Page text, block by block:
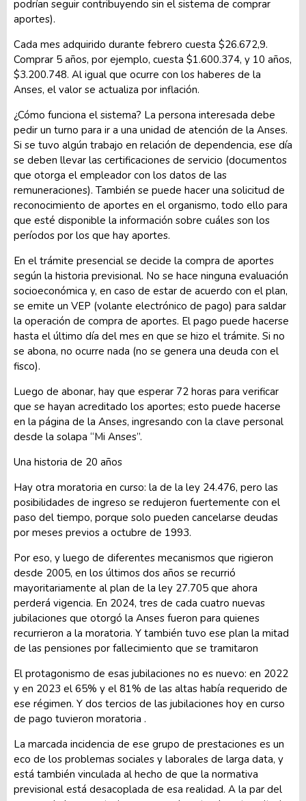
podrían seguir contribuyendo sin el sistema de comprar
aportes).
Cada mes adquirido durante febrero cuesta $26.672,9.
Comprar 5 años, por ejemplo, cuesta $1.600.374, y 10 años,
$3.200.748. Al igual que ocurre con los haberes de la
Anses, el valor se actualiza por inflación.
¿Cómo funciona el sistema? La persona interesada debe
pedir un turno para ir a una unidad de atención de la Anses.
Si se tuvo algún trabajo en relación de dependencia, ese día
se deben llevar las certificaciones de servicio (documentos
que otorga el empleador con los datos de las
remuneraciones). También se puede hacer una solicitud de
reconocimiento de aportes en el organismo, todo ello para
que esté disponible la información sobre cuáles son los
períodos por los que hay aportes.
En el trámite presencial se decide la compra de aportes
según la historia previsional. No se hace ninguna evaluación
socioeconómica y, en caso de estar de acuerdo con el plan,
se emite un VEP (volante electrónico de pago) para saldar
la operación de compra de aportes. El pago puede hacerse
hasta el último día del mes en que se hizo el trámite. Si no
se abona, no ocurre nada (no se genera una deuda con el
fisco).
Luego de abonar, hay que esperar 72 horas para verificar
que se hayan acreditado los aportes; esto puede hacerse
en la página de la Anses, ingresando con la clave personal
desde la solapa “Mi Anses”.
Una historia de 20 años
Hay otra moratoria en curso: la de la ley 24.476, pero las
posibilidades de ingreso se redujeron fuertemente con el
paso del tiempo, porque solo pueden cancelarse deudas
por meses previos a octubre de 1993.
Por eso, y luego de diferentes mecanismos que rigieron
desde 2005, en los últimos dos años se recurrió
mayoritariamente al plan de la ley 27.705 que ahora
perderá vigencia. En 2024, tres de cada cuatro nuevas
jubilaciones que otorgó la Anses fueron para quienes
recurrieron a la moratoria. Y también tuvo ese plan la mitad
de las pensiones por fallecimiento que se tramitaron
El protagonismo de esas jubilaciones no es nuevo: en 2022
y en 2023 el 65% y el 81% de las altas había requerido de
ese régimen. Y dos tercios de las jubilaciones hoy en curso
de pago tuvieron moratoria .
La marcada incidencia de ese grupo de prestaciones es un
eco de los problemas sociales y laborales de larga data, y
está también vinculada al hecho de que la normativa
previsional está desacoplada de esa realidad. A la par del